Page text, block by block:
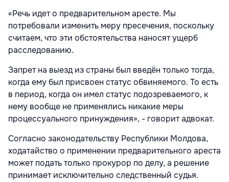
«Речь идет о предварительном аресте. Мы
потребовали изменить меру пресечения, поскольку
считаем, что эти обстоятельства наносят ущерб
расследованию.
Запрет на выезд из страны был введён только тогда,
когда ему был присвоен статус обвиняемого. То есть
в период, когда он имел статус подозреваемого, к
нему вообще не применялись никакие меры
процессуального принуждения», - говорит адвокат.
Согласно законодательству Республики Молдова,
ходатайство о применении предварительного ареста
может подать только прокурор по делу, а решение
принимает исключительно следственный судья.